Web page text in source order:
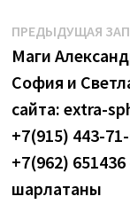
по
записям
ПРЕДЫДУЩАЯ
Маги
София и
сайта: extra-
+7(915) 443-
+7(962)
шарлатаны